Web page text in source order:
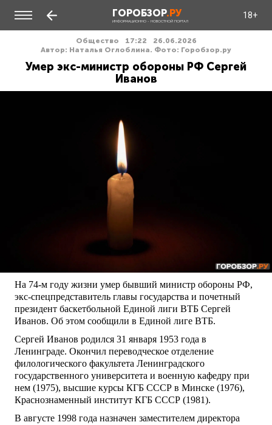
ГОРОБЗОР.РУ
ИНФОРМАЦИОННО - НОВОСТНОЙ ПОРТАЛ
18+
Общество 17:22
26.06.2026
Автор: Наталья Оглоблина. Фото: Горобзор.ру
Умер экс-министр обороны РФ Сергей
Иванов
На 74-м году жизни умер бывший министр обороны РФ,
экс-спецпредставитель главы государства и почетный
президент баскетбольной Единой лиги ВТБ Сергей
Иванов. Об этом сообщили в Единой лиге ВТБ.
Сергей Иванов родился 31 января 1953 года в
Ленинграде. Окончил переводческое отделение
филологического факультета Ленинградского
государственного университета и военную кафедру при
нем (1975), высшие курсы КГБ СССР в Минске (1976),
Краснознаменный институт КГБ СССР (1981).
В августе 1998 года назначен заместителем директора